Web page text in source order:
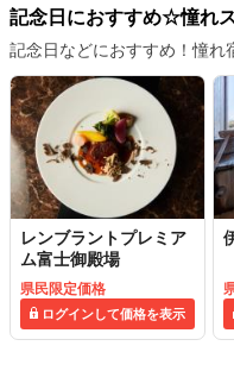
記念日におすすめ☆憧れ
記念日などにおすすめ！憧れ
レンブラントプレミア
ム富士御殿場
県民限定価格
ログインして価格を表示